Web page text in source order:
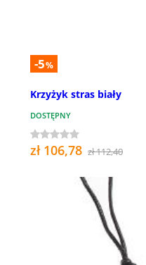
-5%
Krzyżyk stras biały
DOSTĘPNY
zł 106,78 zł 112,40